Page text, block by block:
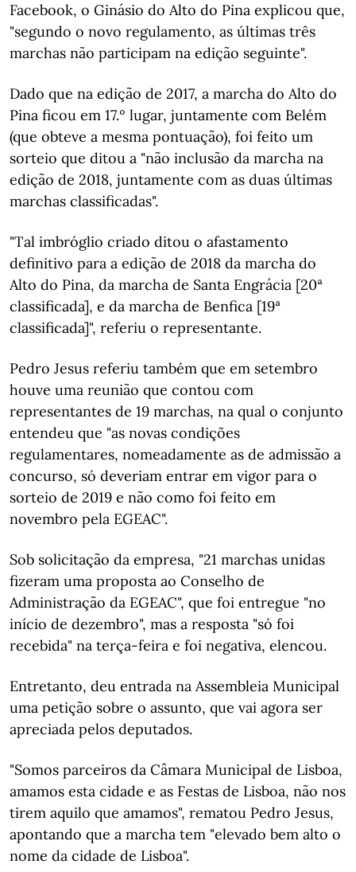
Facebook, o Ginásio do Alto do Pina explicou que,
"segundo o novo regulamento, as últimas três
marchas não participam na edição seguinte".
Dado que na edição de 2017, a marcha do Alto do
Pina ficou em 17.º lugar, juntamente com Belém
(que obteve a mesma pontuação), foi feito um
sorteio que ditou a "não inclusão da marcha na
edição de 2018, juntamente com as duas últimas
marchas classificadas".
"Tal imbróglio criado ditou o afastamento
definitivo para a edição de 2018 da marcha do
Alto do Pina, da marcha de Santa Engrácia [20ª
classificada], e da marcha de Benfica [19ª
classificada]", referiu o representante.
Pedro Jesus referiu também que em setembro
houve uma reunião que contou com
representantes de 19 marchas, na qual o conjunto
entendeu que "as novas condições
regulamentares, nomeadamente as de admissão a
concurso, só deveriam entrar em vigor para o
sorteio de 2019 e não como foi feito em
novembro pela EGEAC".
Sob solicitação da empresa, "21 marchas unidas
fizeram uma proposta ao Conselho de
Administração da EGEAC", que foi entregue "no
início de dezembro", mas a resposta "só foi
recebida" na terça-feira e foi negativa, elencou.
Entretanto, deu entrada na Assembleia Municipal
uma petição sobre o assunto, que vai agora ser
apreciada pelos deputados.
"Somos parceiros da Câmara Municipal de Lisboa,
amamos esta cidade e as Festas de Lisboa, não nos
tirem aquilo que amamos", rematou Pedro Jesus,
apontando que a marcha tem "elevado bem alto o
nome da cidade de Lisboa".